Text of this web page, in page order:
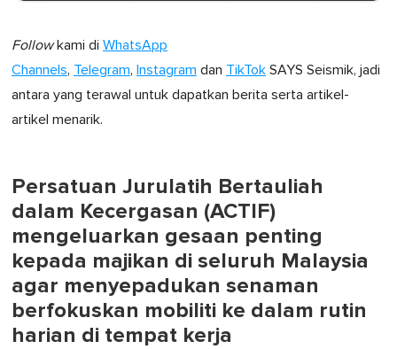
Followkami di WhatsApp
Channels, Telegram, Instagram dan TikTok SAYS Seismik, jadi
antara yang terawal untuk dapatkan berita serta artikel-
artikel menarik.
Persatuan Jurulatih Bertauliah
dalam Kecergasan (ACTIF)
mengeluarkan gesaan penting
kepada majikan di seluruh Malaysia
agar menyepadukan senaman
berfokuskan mobiliti ke dalam rutin
harian di tempat kerja